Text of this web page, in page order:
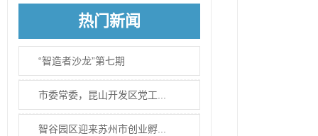
热门新闻
“智造者沙龙”第七期
市委常委，昆山开发区党工...
智谷园区迎来苏州市创业孵...